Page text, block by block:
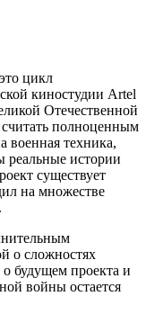
цикл
киностудии Artel
Отечественной
полноценным
военная техника,
истории
существует
на множестве
о сложностях
будущем проекта и
войны остается